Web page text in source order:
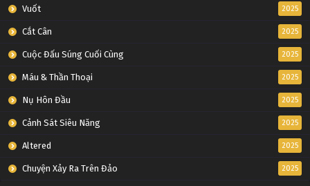
Vuốt 2025
Cắt Cân 2025
Cuộc Đấu Súng Cuối Cùng 2025
Máu & Thần Thoại 2025
Nụ Hôn Đầu 2025
Cảnh Sát Siêu Năng 2025
Altered 2025
Chuyện Xảy Ra Trên Đảo 2025